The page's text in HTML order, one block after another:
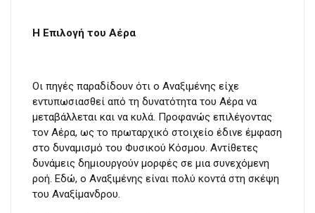
Η Επιλογή του Αέρα
Οι πηγές παραδίδουν ότι ο Αναξιμένης είχε
εντυπωσιασθεί από τη δυνατότητα του Αέρα να
μεταβάλλεται και να κυλά. Προφανώς επιλέγοντας
τον Αέρα, ως το πρωταρχικό στοιχείο έδινε έμφαση
στο δυναμισμό του Φυσικού Κόσμου. Αντίθετες
δυνάμεις δημιουργούν μορφές σε μια συνεχόμενη
ροή. Εδώ, ο Αναξιμένης είναι πολύ κοντά στη σκέψη
του Αναξίμανδρου.